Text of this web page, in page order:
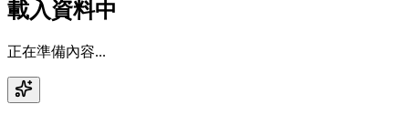
載入資料中
正在準備內容...